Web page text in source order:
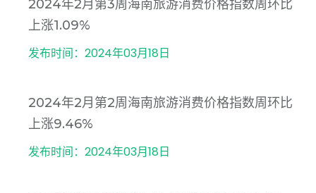
2024年2月第3周海南旅游消费价格指数周环比
上涨1.09%
发布时间：2024年03月18日
2024年2月第2周海南旅游消费价格指数周环比
上涨9.46%
发布时间：2024年03月18日